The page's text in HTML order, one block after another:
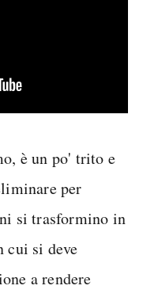
è un po' trito e
per
si trasformino in
si deve
a rendere